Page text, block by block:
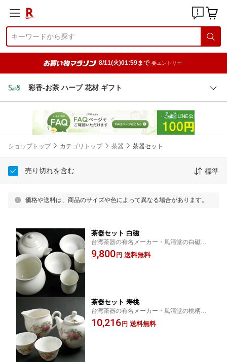
8/11(火)01:59まで 要エントリー
彩香-お茶 ハーブ 花材 ギフト
ショップトップ カテゴリトップ 茶器 茶器セット
売り切れを含む 標準
価格や送料は、商品のサイズや色によって異なる場合があります。
茶器セット 白磁
台湾茶器の有名メーカー・風清堂の白磁茶
器セット 茶壷 茶杯 茶海 風清堂 台湾茶器 中
国茶器 茶器 磁器
9,800 円 送料無料
茶器セット 寿桃
台湾茶器の有名メーカー・風清堂の桃柄の
茶器セット 茶壷 茶杯 茶海 風清堂 台湾茶
器 中国茶器 茶器磁器
10,216 円 送料無料